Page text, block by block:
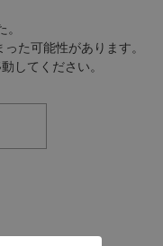
た可能性があります。
してください。